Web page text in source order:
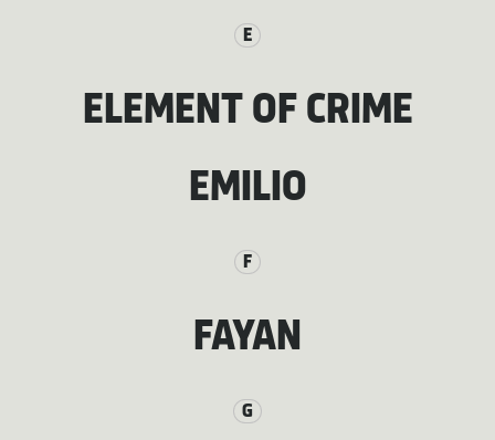
E
ELEMENT OF CRIME
EMILIO
F
FAYAN
G